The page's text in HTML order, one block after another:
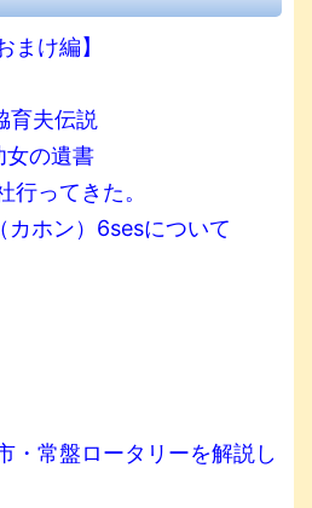
まけ編】
育夫伝説
女の遺書
行ってきた。
カホン）6sesについて
・常盤ロータリーを解説し